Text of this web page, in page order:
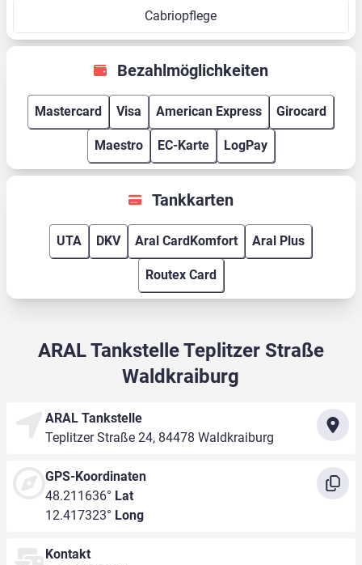
Cabriopflege
Bezahlmöglichkeiten
Mastercard Visa American Express Girocard
Maestro EC-Karte LogPay
Tankkarten
UTA DKV Aral CardKomfort Aral Plus
Routex Card
ARAL Tankstelle Teplitzer Straße
Waldkraiburg
ARAL Tankstelle
Teplitzer Straße 24, 84478 Waldkraiburg
GPS-Koordinaten
48.211636° Lat
12.417323° Long
Kontakt